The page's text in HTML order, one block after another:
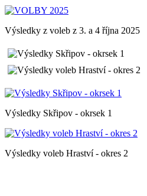
Výsledky z voleb z 3. a 4 října 2025
Výsledky Skřipov - okrsek 1
Výsledky voleb Hraství - okres 2